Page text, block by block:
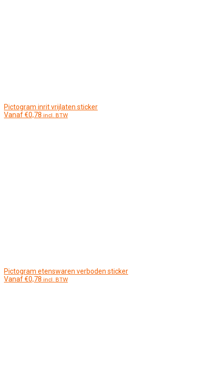
Pictogram inrit vrijlaten sticker
Vanaf€0,78 incl. BTW
Pictogram etenswaren verboden sticker
Vanaf€0,78 incl. BTW